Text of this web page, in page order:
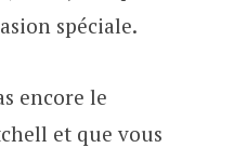
spéciale.
encore le
et que vous